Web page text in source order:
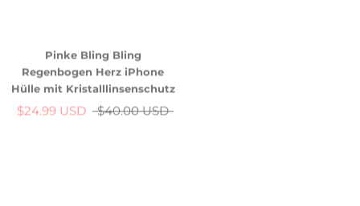
Regenbogen Herz iPhone
Hülle mit Kristalllinsenschutz
$24.99 USD $40.00 USD